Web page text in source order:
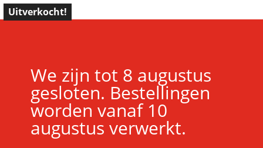
We zijn tot 8 augustus
gesloten. Bestellingen
worden vanaf 10
augustus verwerkt.
Uitverkocht!